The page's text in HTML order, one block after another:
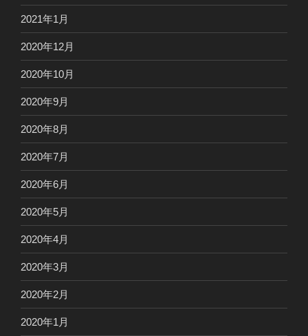
2021年1月
2020年12月
2020年10月
2020年9月
2020年8月
2020年7月
2020年6月
2020年5月
2020年4月
2020年3月
2020年2月
2020年1月